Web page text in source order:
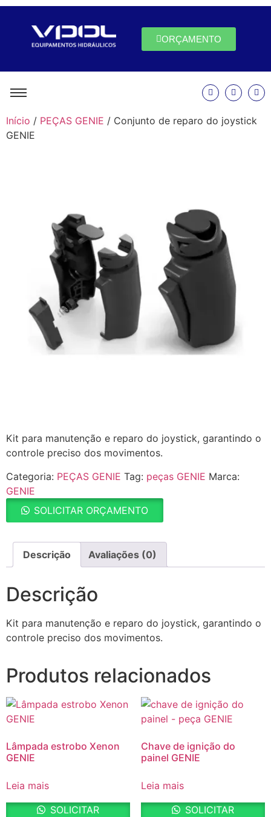
ORÇAMENTO
Início / PEÇAS GENIE / Conjunto de reparo do joystick
GENIE
Kit para manutenção e reparo do joystick, garantindo o
controle preciso dos movimentos.
Categoria: PEÇAS GENIE Tag: peças GENIE Marca:
GENIE
SOLICITAR ORÇAMENTO
Descrição Avaliações (0)
Descrição
Kit para manutenção e reparo do joystick, garantindo o
controle preciso dos movimentos.
Produtos relacionados
Lâmpada estrobo Xenon
GENIE
Leia mais
SOLICITAR
Chave de ignição do
painel GENIE
Leia mais
SOLICITAR